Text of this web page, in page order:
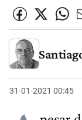
31-01-2021 00:45